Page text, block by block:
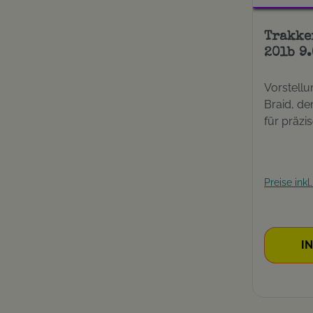
20lb
Braid,
für
wurde
Marker
Preise